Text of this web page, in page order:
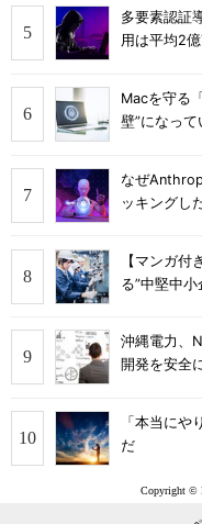
多要素認証
用は平均2
Macを守る
壁”になって
なぜ
ッキングし
【マンガ
る”中堅中
沖縄電力、
開発を安全
「本当にや
だ
Copyright ©